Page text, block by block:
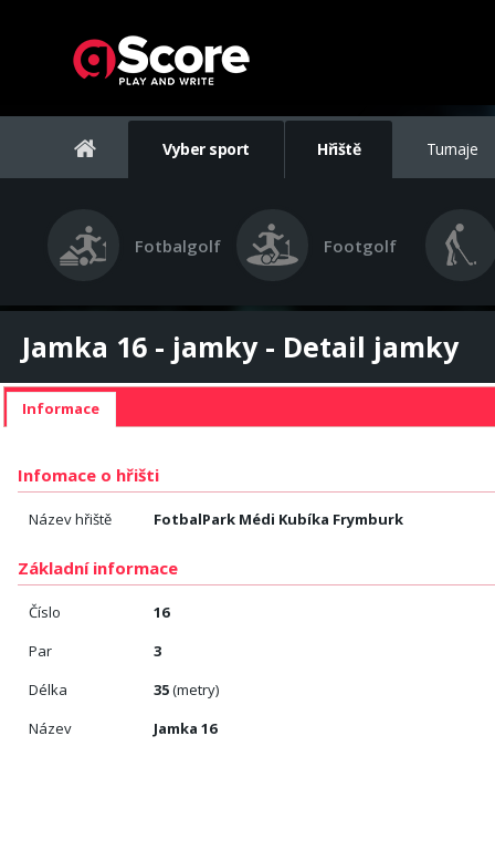
Vyber sport Hřiště Turnaje
Fotbalgolf Footgolf
Jamka 16 - jamky - Detail jamky
Informace
Infomace o hřišti
Název hřiště FotbalPark Médi Kubíka Frymburk
Základní informace
Číslo
16
Par
3
Délka
35(metry)
Název
Jamka 16